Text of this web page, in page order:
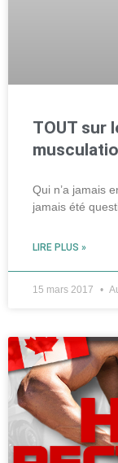
TOUT sur
Qui n’a jamais
jamais été
LIRE PLUS »
15 mars 2017